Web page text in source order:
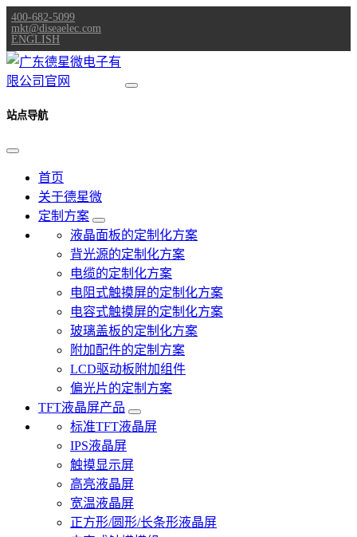
400-682-5099
mkt@diseaelec.com
ENGLISH
站点导航
首页
关于德星微
定制方案
液晶面板的定制化方案
背光源的定制化方案
电缆的定制化方案
电阻式触摸屏的定制化方案
电容式触摸屏的定制化方案
玻璃盖板的定制化方案
附加配件的定制方案
LCD驱动板附加组件
偏光片的定制方案
TFT液晶屏产品
标准TFT液晶屏
IPS液晶屏
触摸显示屏
高亮液晶屏
宽温液晶屏
正方形/圆形/长条形液晶屏